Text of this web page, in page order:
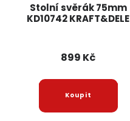
Stolní svěrák 75mm
KD10742 KRAFT&DELE
899 Kč